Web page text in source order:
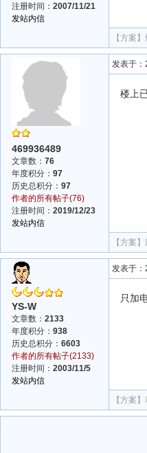
注册时间： 2007/11/21
发站内信
【方案】
469936489
文章数： 76
年度积分： 97
历史总积分： 97
作者的所有帖子(76)
注册时间： 2019/12/23
发站内信
发表于
楼上
【方案】
YS-W
文章数： 2133
年度积分： 938
历史总积分： 6603
作者的所有帖子(2133)
注册时间： 2003/11/5
发站内信
发表于
只加
【方案】